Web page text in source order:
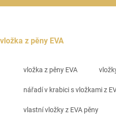
vložka z pěny EVA
vložka z pěny EVA
nářadí v krabici s vložkami z
vlastní vložky z EVA pěny